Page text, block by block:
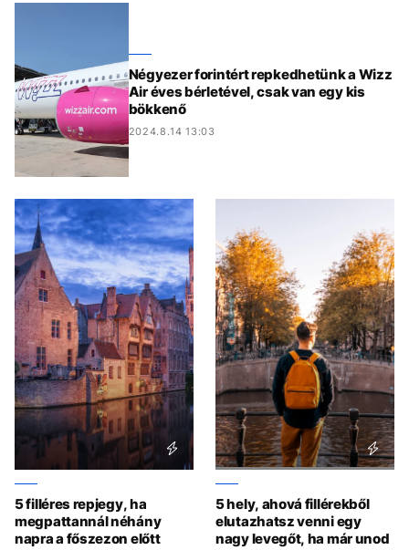
Négyezer forintért repkedhetünk a Wizz
Air éves bérletével, csak van egy kis
bökkenő
2024.8.14 13:03
5 filléres repjegy, ha
megpattannál néhány
napra a főszezon előtt
5 hely, ahová fillérekből
elutazhatsz venni egy
nagy levegőt, ha már unod